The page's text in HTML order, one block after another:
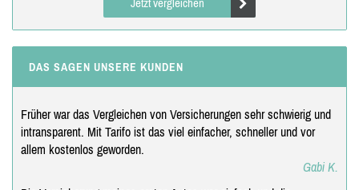
DAS SAGEN UNSERE KUNDEN
Früher war das Vergleichen von Versicherungen sehr schwierig und
intransparent. Mit Tarifo ist das viel einfacher, schneller und vor
allem kostenlos geworden.
Gabi K.